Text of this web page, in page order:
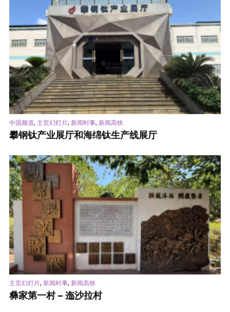
中国频道, 主页幻灯片, 新闻时事, 新闻高铁
攀钢钛产业展厅和海绵钛生产线展厅
主页幻灯片, 新闻时事, 新闻高铁
彝家第一村 – 迤沙拉村